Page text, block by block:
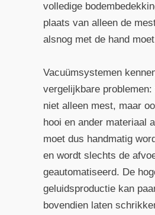
volledige
plaats van alleen de
alsnog met de hand
Vacuümsystemen
vergelijkbare problemen:
niet alleen mest, maar
hooi en ander materiaal
moet dus handmatig
en wordt slechts de
geautomatiseerd. De
geluidsproductie kan
bovendien laten